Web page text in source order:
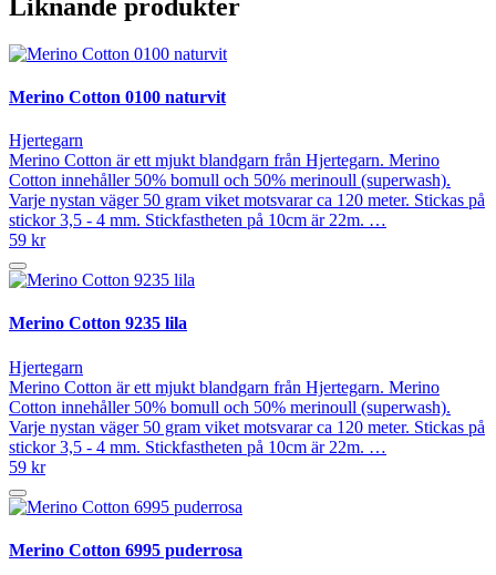
Liknande produkter
Merino Cotton 0100 naturvit
Hjertegarn
Merino Cotton är ett mjukt blandgarn från Hjertegarn. Merino
Cotton innehåller 50% bomull och 50% merinoull (superwash).
Varje nystan väger 50 gram viket motsvarar ca 120 meter. Stickas på
stickor 3,5 - 4 mm. Stickfastheten på 10cm är 22m. …
59 kr
Merino Cotton 9235 lila
Hjertegarn
Merino Cotton är ett mjukt blandgarn från Hjertegarn. Merino
Cotton innehåller 50% bomull och 50% merinoull (superwash).
Varje nystan väger 50 gram viket motsvarar ca 120 meter. Stickas på
stickor 3,5 - 4 mm. Stickfastheten på 10cm är 22m. …
59 kr
Merino Cotton 6995 puderrosa